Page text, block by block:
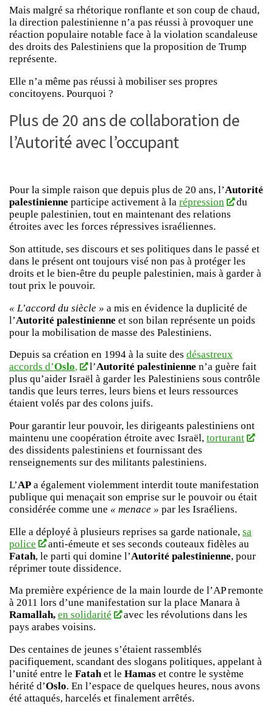
Mais malgré sa rhétorique ronflante et son coup de chaud,
la direction palestinienne n’a pas réussi à provoquer une
réaction populaire notable face à la violation scandaleuse
des droits des Palestiniens que la proposition de Trump
représente.
Elle n’a même pas réussi à mobiliser ses propres
concitoyens. Pourquoi ?
Plus de 20 ans de collaboration de
l’Autorité avec l’occupant
Pour la simple raison que depuis plus de 20 ans, l’Autorité
palestinienne participe activement à la répression
du
peuple palestinien, tout en maintenant des relations
étroites avec les forces répressives israéliennes.
Son attitude, ses discours et ses politiques dans le passé et
dans le présent ont toujours visé non pas à protéger les
droits et le bien-être du peuple palestinien, mais à garder à
tout prix le pouvoir.
« L’accord du siècle » a mis en évidence la duplicité de
l’Autorité palestinienne et son bilan représente un poids
pour la mobilisation de masse des Palestiniens.
Depuis sa création en 1994 à la suite des désastreux
accords d’Oslo, l’Autorité palestinienne n’a guère fait
plus qu’aider Israël à garder les Palestiniens sous contrôle
tandis que leurs terres, leurs biens et leurs ressources
étaient volés par des colons juifs.
Pour garantir leur pouvoir, les dirigeants palestiniens ont
maintenu une coopération étroite avec Israël, torturant
des dissidents palestiniens et fournissant des
renseignements sur des militants palestiniens.
L’AP a également violemment interdit toute manifestation
publique qui menaçait son emprise sur le pouvoir ou était
considérée comme une « menace » par les Israéliens.
Elle a déployé à plusieurs reprises sa garde nationale, sa
police
anti-émeute et ses seconds couteaux fidèles au
Fatah, le parti qui domine l’Autorité palestinienne, pour
réprimer toute dissidence.
Ma première expérience de la main lourde de l’AP remonte
à 2011 lors d’une manifestation sur la place Manara à
Ramallah, en solidarité
avec les révolutions dans les
pays arabes voisins.
Des centaines de jeunes s’étaient rassemblés
pacifiquement, scandant des slogans politiques, appelant à
l’unité entre le Fatahet le Hamas et contre le système
hérité d’Oslo. En l’espace de quelques heures, nous avons
été attaqués, harcelés et finalement arrêtés.